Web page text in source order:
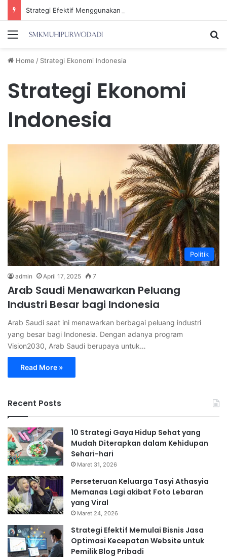
Menu
Home / Strategi Ekonomi Indonesia
Strategi Ekonomi
Indonesia
Politik
admin April 17, 2025 7
Arab Saudi Menawarkan Peluang
Industri Besar bagi Indonesia
Arab Saudi saat ini menawarkan berbagai peluang industri
yang besar bagi Indonesia. Dengan adanya program
Vision2030, Arab Saudi berupaya untuk…
Read More »
Recent Posts
10 Strategi Gaya Hidup Sehat yang
Mudah Diterapkan dalam Kehidupan
Sehari-hari
Maret 31, 2026
Perseteruan Keluarga Tasyi Athasyia
Memanas Lagi akibat Foto Lebaran
yang Viral
Maret 24, 2026
Strategi Efektif Memulai Bisnis Jasa
Optimasi Kecepatan Website untuk
Pemilik Blog Pribadi